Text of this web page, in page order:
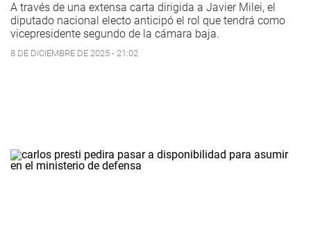
A través de una extensa carta dirigida a Javier Milei, el
diputado nacional electo anticipó el rol que tendrá como
vicepresidente segundo de la cámara baja.
8 DE DICIEMBRE DE 2025 - 21:02